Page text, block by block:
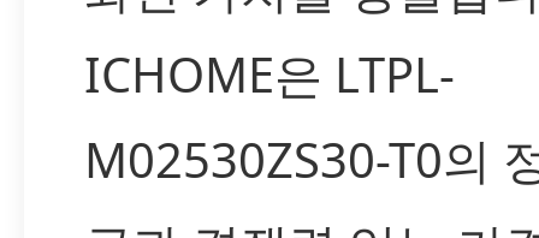
ICHOME은 LTPL-
M02530ZS30-T0의